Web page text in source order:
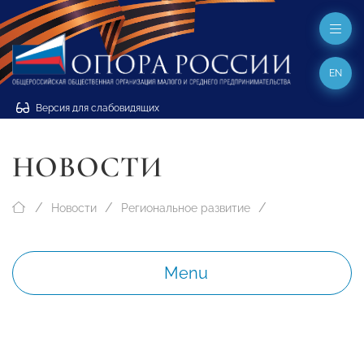
Версия для слабовидящих
EN
НОВОСТИ
Новости Региональное развитие
Menu